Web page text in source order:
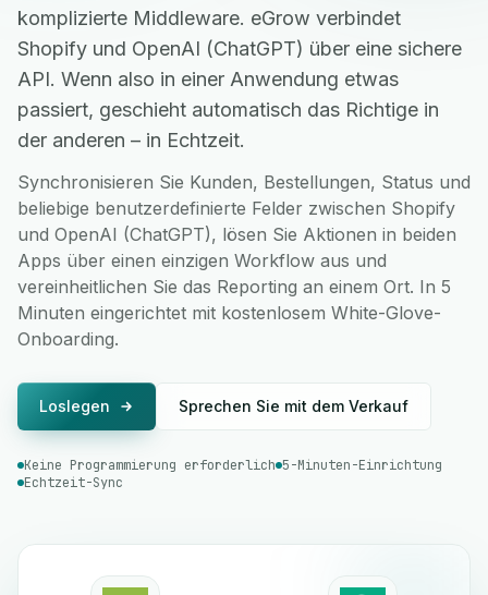
komplizierte Middleware. eGrow verbindet
Shopify und OpenAI (ChatGPT) über eine sichere
API. Wenn also in einer Anwendung etwas
passiert, geschieht automatisch das Richtige in
der anderen – in Echtzeit.
Synchronisieren Sie Kunden, Bestellungen, Status und
beliebige benutzerdefinierte Felder zwischen Shopify
und OpenAI (ChatGPT), lösen Sie Aktionen in beiden
Apps über einen einzigen Workflow aus und
vereinheitlichen Sie das Reporting an einem Ort. In 5
Minuten eingerichtet mit kostenlosem White-Glove-
Onboarding.
Loslegen Sprechen Sie mit dem Verkauf
Keine Programmierung erforderlich 5-Minuten-Einrichtung
Echtzeit-Sync